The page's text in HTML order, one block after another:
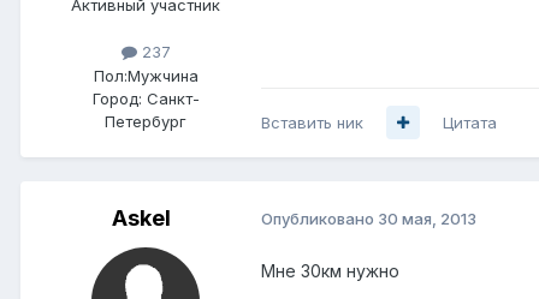
Активный участник
237
Пол:Мужчина
Город: Санкт-
Петербург
Вставить ник Цитата
Askel Опубликовано 30 мая, 2013
Мне 30км нужно